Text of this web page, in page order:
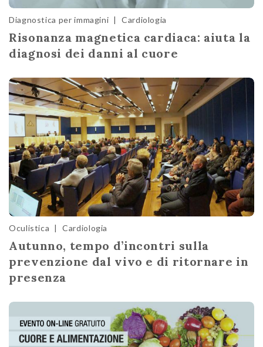
Diagnostica per immagini | Cardiologia
Risonanza magnetica cardiaca: aiuta la
diagnosi dei danni al cuore
Oculistica | Cardiologia
Autunno, tempo d’incontri sulla
prevenzione dal vivo e di ritornare in
presenza